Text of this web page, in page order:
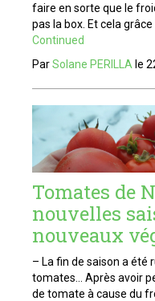
faire en sorte que le
pas la box. Et cela
Continued
ParSolane PERILLAle
Tomates de
nouvelles
nouveaux
– La fin de saison a été
tomates… Après avoir
de tomate à cause du